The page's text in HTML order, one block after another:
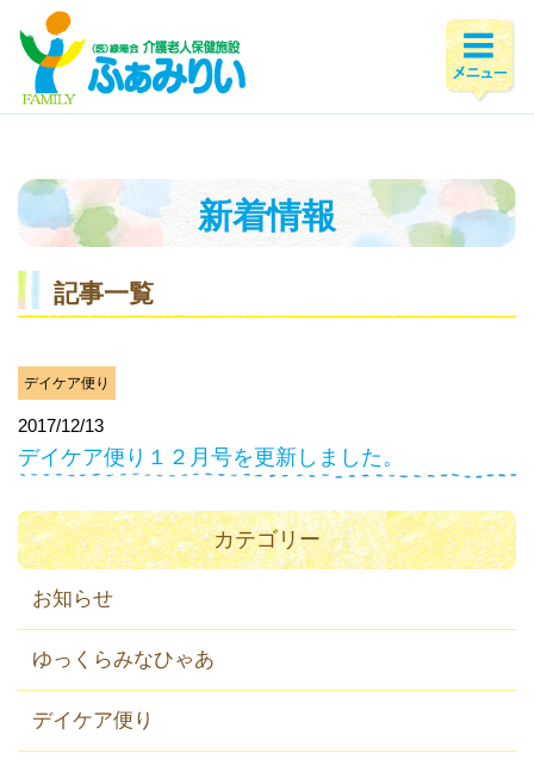
新着情報
記事一覧
デイケア便り
2017/12/13
デイケア便り１２月号を更新しました。
カテゴリー
お知らせ
ゆっくらみなひゃあ
デイケア便り